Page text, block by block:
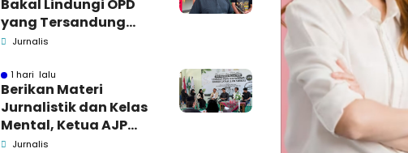
Bakal Lindungi OPD
yang Tersandung
Dugaan Korupsi
Jurnalis
1 hari lalu
Berikan Materi
Jurnalistik dan Kelas
Mental, Ketua AJP
Bakar Semangat LPM
Jurnalis